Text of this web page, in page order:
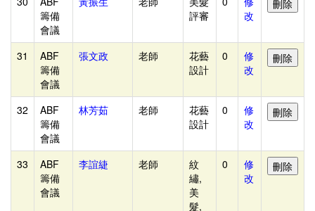
報
名
問
題
反
應
紅
背
帶
住
籌備
會議
評審
改
31
ABF
籌備
會議
張文政 老師
花藝
設計
0
修
改
32
ABF
籌備
會議
林芳茹 老師
花藝
設計
0
修
改
33
ABF
籌備
會議
李誼緁 老師
紋
繡,
美
髮,
0
修
改